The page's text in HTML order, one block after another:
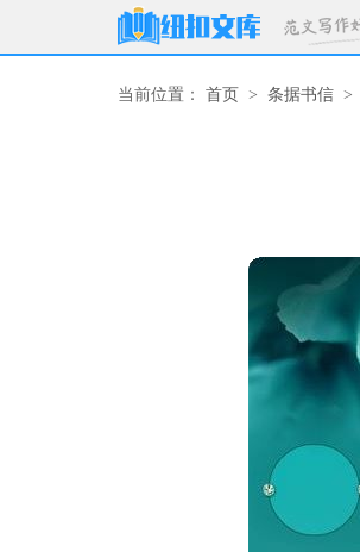
当前位置： 首页 > 条据书信 >